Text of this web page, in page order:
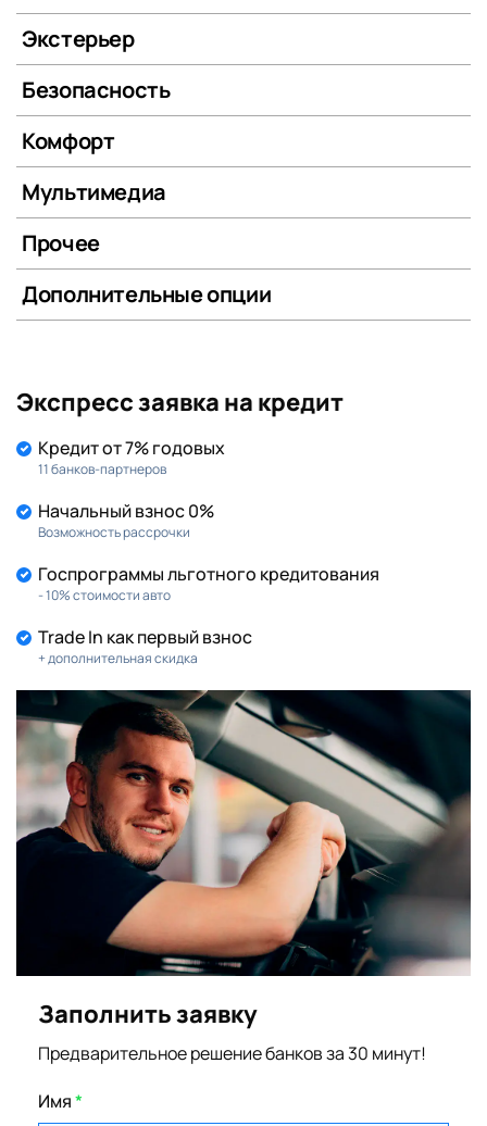
Экстерьер
Безопасность
Комфорт
Мультимедиа
Прочее
Дополнительные опции
Экспресс заявка на кредит
Кредит от 7% годовых
11 банков-партнеров
Начальный взнос 0%
Возможность рассрочки
Госпрограммы льготного кредитования
- 10% стоимости авто
Trade In как первый взнос
+ дополнительная скидка
Заполнить заявку
Предварительное решение банков за 30 минут!
Имя*